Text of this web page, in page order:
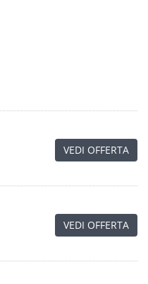
VEDI OFFERTA
VEDI OFFERTA